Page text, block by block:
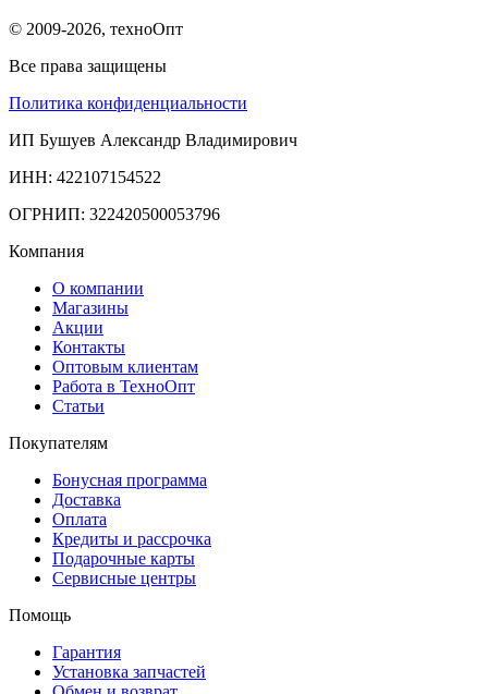
© 2009-2026, техноОпт
Все права защищены
Политика конфиденциальности
ИП Бушуев Александр Владимирович
ИНН: 422107154522
ОГРНИП: 322420500053796
Компания
О компании
Магазины
Акции
Контакты
Оптовым клиентам
Работа в ТехноОпт
Статьи
Покупателям
Бонусная программа
Доставка
Оплата
Кредиты и рассрочка
Подарочные карты
Сервисные центры
Помощь
Гарантия
Установка запчастей